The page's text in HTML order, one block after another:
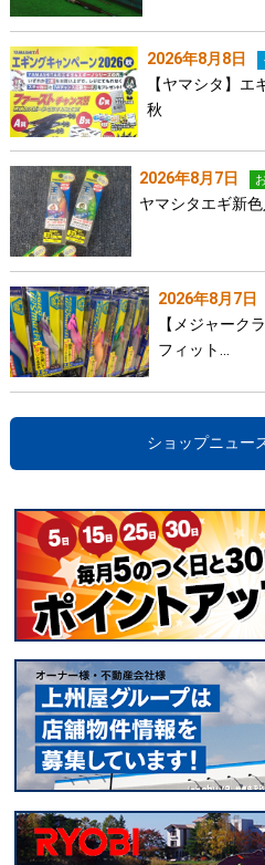
2026年8月8日
【ヤマシタ】
秋
2026年8月7日
ヤマシタエギ新色
2026年8月7日
【メジャーク
フィット…
ショップニュー